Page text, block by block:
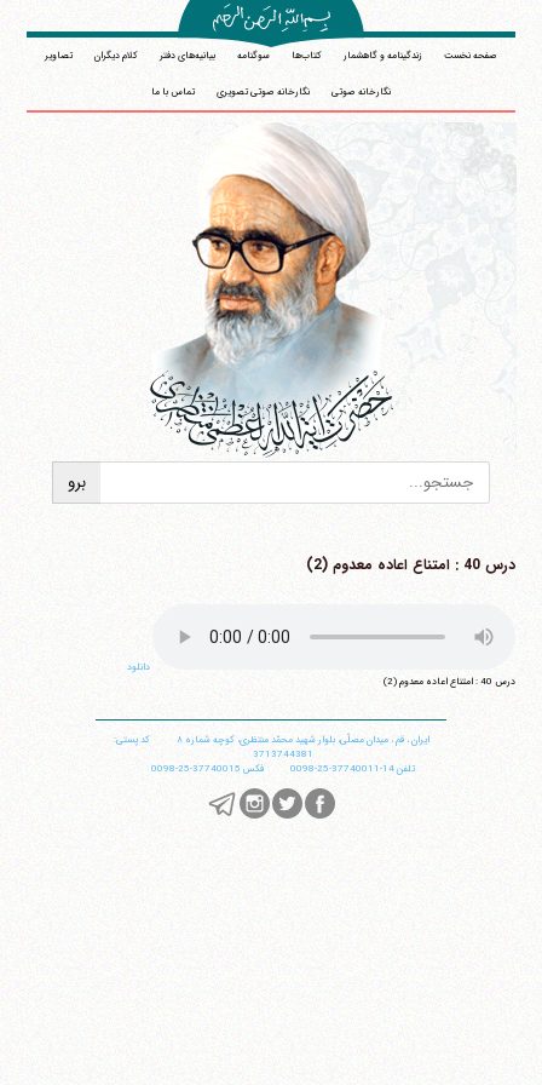
صفحه نخست زندگینامه و گاهشمار کتاب‌ها سوگنامه بیانیه‌های دفتر کلام دیگران تصاویر
نگارخانه صوتی نگارخانه صوتی تصویری تماس با ما
درس 40 : امتناع اعاده معدوم (2)
دانلود
درس 40 : امتناع اعاده معدوم (2)
ایران،قم،میدان مصلّی، بلوار شهید محمّد منتظری، كوچه شماره ٨
کد پستی:
3713744381
تلفن14-37740011-25-0098 فکس 37740015-25-0098
آیت‌الله منتظری
وب سایت رسمی آیت‌الله منتظری
قم،میدان مصلّی، بلوار شهید محمّد منتظری، كوچه
شماره ٨ کد پستی: 3713744381
فکس37740015-25-98+